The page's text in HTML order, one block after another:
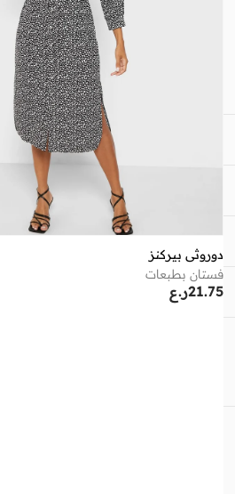
دوروثي بيركنز
فستان بطبعات
ر.ع21.75